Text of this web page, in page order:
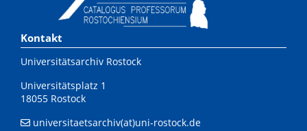
Kontakt
Universitätsarchiv Rostock
Universitätsplatz 1
18055 Rostock
universitaetsarchiv(at)uni-rostock.de